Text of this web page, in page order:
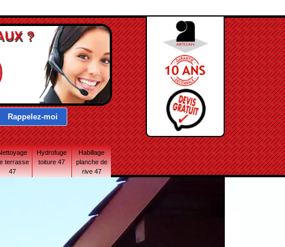
?
terrasse
47
Hydrofuge
toiture 47
Habillage
planche de
rive 47